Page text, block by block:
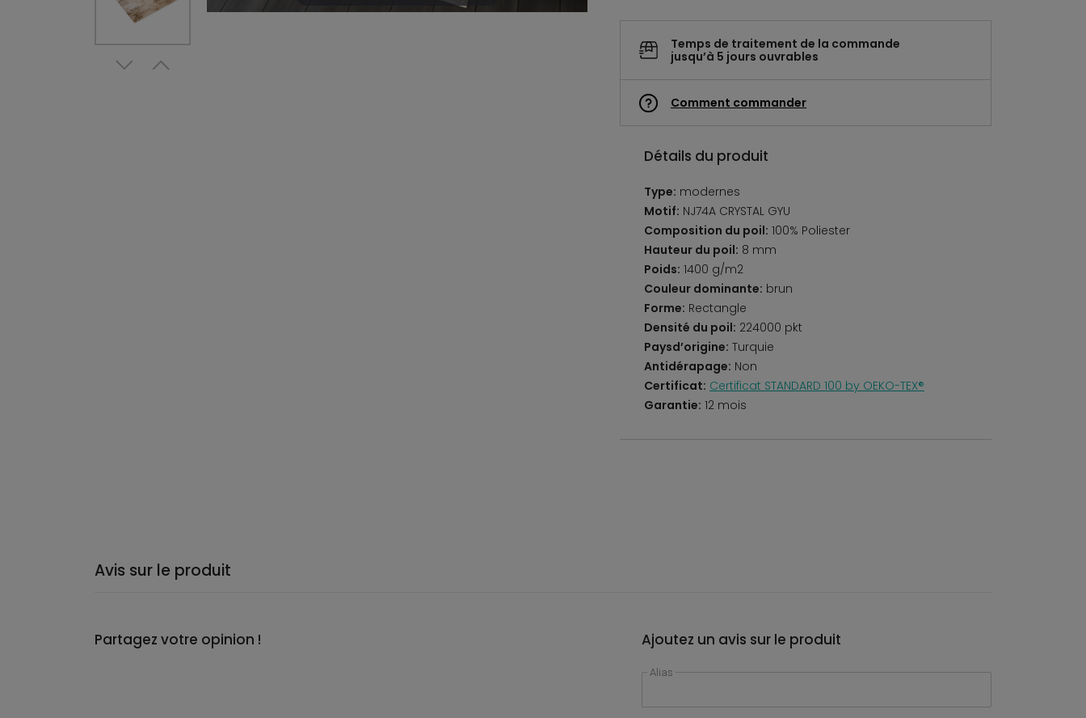
Temps de traitement de la commande
jusqu’à 5 jours ouvrables
Comment commander
Détails du produit
Type: modernes
Motif: NJ74A CRYSTAL GYU
Composition du poil: 100% Poliester
Hauteur du poil: 8 mm
Poids: 1400 g/m2
Couleur dominante: brun
Forme: Rectangle
Densité du poil: 224000 pkt
Paysd’origine: Turquie
Antidérapage: Non
Certificat: Certificat STANDARD 100 by OEKO-TEX®
Garantie: 12 mois
Avis sur le produit
Partagez votre opinion ! Ajoutez un avis sur le produit
Alias